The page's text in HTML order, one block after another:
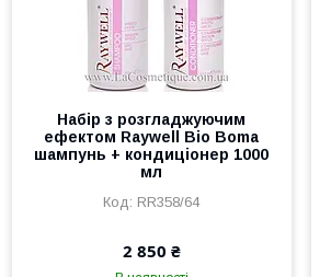
Набір з розгладжуючим
ефектом Raywell Bio Boma
шампунь + кондиціонер 1000
мл
RR358/64
2 850 ₴